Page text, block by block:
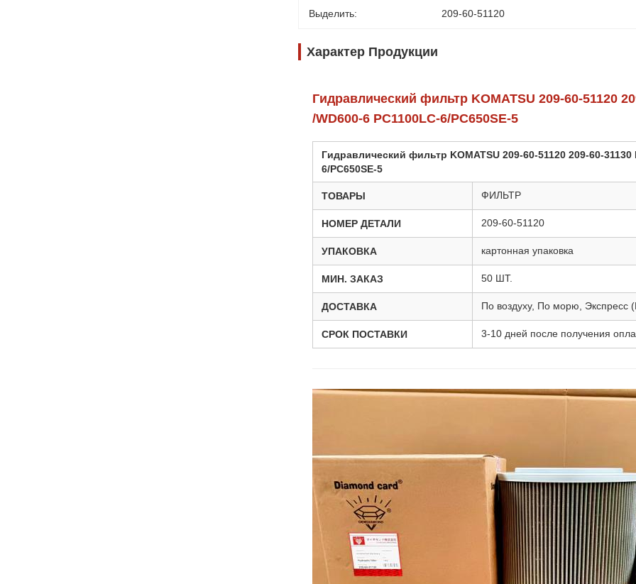
Выделить: 209-60-51120
Характер Продукции
Гидравлический фильтр KOMATSU 209-60-51120
/WD600-6 PC1100LC-6/PC650SE-5
Гидравлический фильтр KOMATSU 209-60-51120 209-60-31130
6/PC650SE-5
ТОВАРЫ ФИЛЬТР
НОМЕР ДЕТАЛИ 209-60-51120
УПАКОВКА картонная упаковка
МИН. ЗАКАЗ 50 ШТ.
ДОСТАВКА По воздуху, По морю, Экспресс
СРОК ПОСТАВКИ 3-10 дней после получения